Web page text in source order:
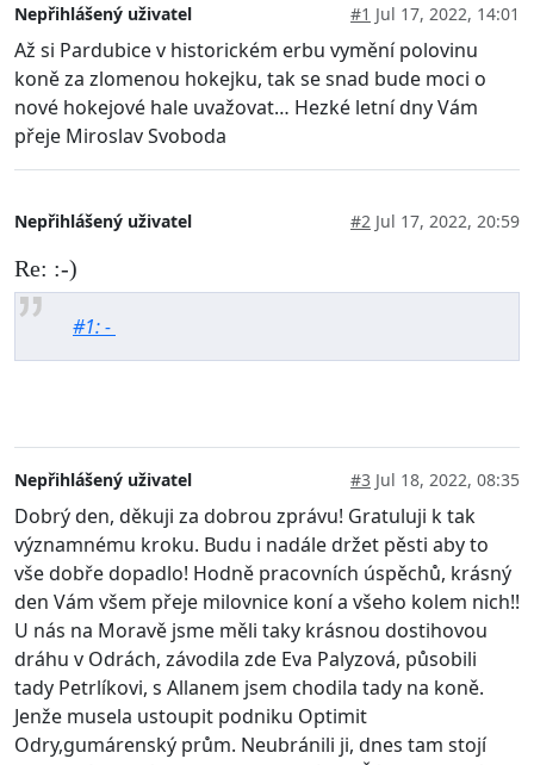
Nepřihlášený uživatel #1 Jul 17, 2022, 14:01
Až si Pardubice v historickém erbu vymění polovinu
koně za zlomenou hokejku, tak se snad bude moci o
nové hokejové hale uvažovat… Hezké letní dny Vám
přeje Miroslav Svoboda
Nepřihlášený uživatel #2 Jul 17, 2022, 20:59
Re: :-)
#1: -
Nepřihlášený uživatel #3 Jul 18, 2022, 08:35
Dobrý den, děkuji za dobrou zprávu! Gratuluji k tak
významnému kroku. Budu i nadále držet pěsti aby to
vše dobře dopadlo! Hodně pracovních úspěchů, krásný
den Vám všem přeje milovnice koní a všeho kolem nich!!
U nás na Moravě jsme měli taky krásnou dostihovou
dráhu v Odrách, závodila zde Eva Palyzová, působili
tady Petrlíkovi, s Allanem jsem chodila tady na koně.
Jenže musela ustoupit podniku Optimit
Odry,gumárenský prům. Neubránili ji, dnes tam stojí